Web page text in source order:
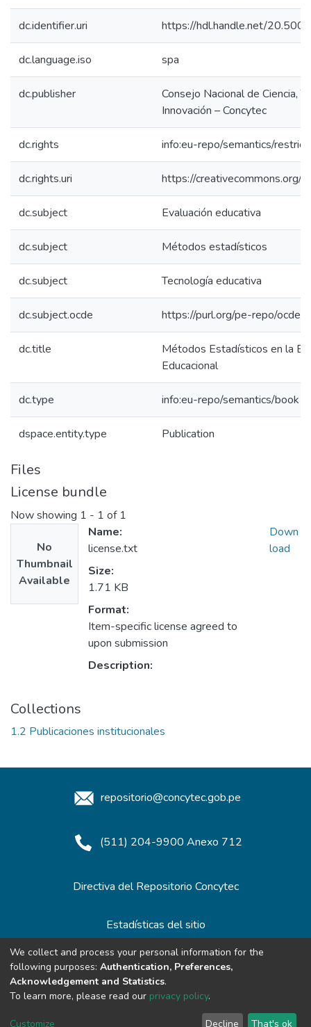
dc.identifier.uri https://hdl.handle.net/
dc.language.iso spa
dc.publisher
Consejo Nacional de Ciencia,
Innovación – Concytec
dc.rights info:eu-repo/semantics/
dc.rights.uri https://creativecommons.org/
dc.subject Evaluación educativa
dc.subject Métodos estadísticos
dc.subject Tecnología educativa
dc.subject.ocde https://purl.org/pe-repo/ocde/
dc.title
Métodos Estadísticos en la
Educacional
dc.type info:eu-repo/semantics/book
dspace.entity.type Publication
Files
License bundle
Now showing 1 - 1 of 1
No
Thumbnail
Available
Name:
license.txt
Size:
1.71 KB
Format:
Item-specific license agreed to
upon submission
Description:
Down
load
Collections
1.2 Publicaciones institucionales
repositorio@concytec.gob.pe
(511) 204-9900 Anexo 712
Directiva del Repositorio Concytec
Estadísticas del sitio
Redes de Repositorios
We collect and process your personal information for the
following purposes: Authentication, Preferences,
Acknowledgement and Statistics.
To learn more, please read our privacy policy.
Customize Decline That's ok